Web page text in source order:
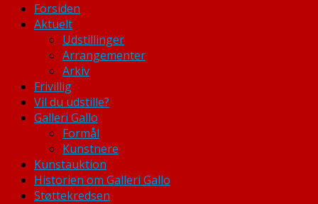
Forsiden
Aktuelt
Udstillinger
Arrangementer
Arkiv
Frivillig
Vil du udstille?
Galleri Gallo
Formål
Kunstnere
Kunstauktion
Historien om Galleri Gallo
Støttekredsen